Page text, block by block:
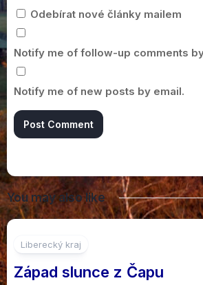
Odebírat nové články mailem
Notify me of follow-up comments
Notify me of new posts by email.
You may also like
Liberecký kraj
Západ slunce z Čapu